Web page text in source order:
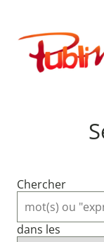
contenu
Publimath
Chercher
dans les